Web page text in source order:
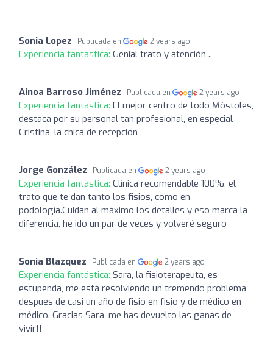
Sonia Lopez Publicada en 2 years ago
Experiencia fantástica: Genial trato y atención ..
Ainoa Barroso Jiménez Publicada en 2 years ago
Experiencia fantástica: El mejor centro de todo Móstoles,
destaca por su personal tan profesional, en especial
Cristina, la chica de recepción
Jorge González Publicada en 2 years ago
Experiencia fantástica: Clínica recomendable 100%, el
trato que te dan tanto los fisios, como en
podología.Cuidan al máximo los detalles y eso marca la
diferencia, he ido un par de veces y volveré seguro
Sonia Blazquez Publicada en 2 years ago
Experiencia fantástica: Sara, la fisioterapeuta, es
estupenda, me está resolviendo un tremendo problema
despues de casi un año de fisio en fisio y de médico en
médico. Gracias Sara, me has devuelto las ganas de
vivir!!